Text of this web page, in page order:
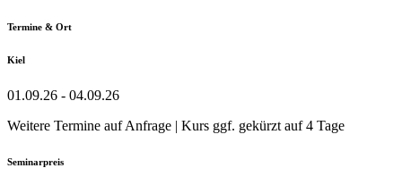
Termine & Ort
Kiel
01.09.26 - 04.09.26
Weitere Termine auf Anfrage | Kurs ggf. gekürzt auf 4 Tage
Seminarpreis